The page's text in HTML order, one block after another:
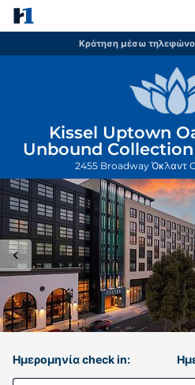
Κράτηση μέσω
Kissel Uptown
Unbound
2455 Broadway Όκλαντ
Ημερομηνία check in: